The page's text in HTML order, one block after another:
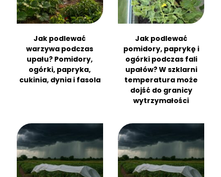
Jak podlewać
warzywa podczas
upału? Pomidory,
ogórki, papryka,
cukinia, dynia i fasola
Jak podlewać
pomidory, paprykę i
ogórki podczas fali
upałów? W szklarni
temperatura może
dojść do granicy
wytrzymałości